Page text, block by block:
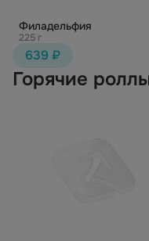
Филадельфия
225 г
639 ₽
Горячие